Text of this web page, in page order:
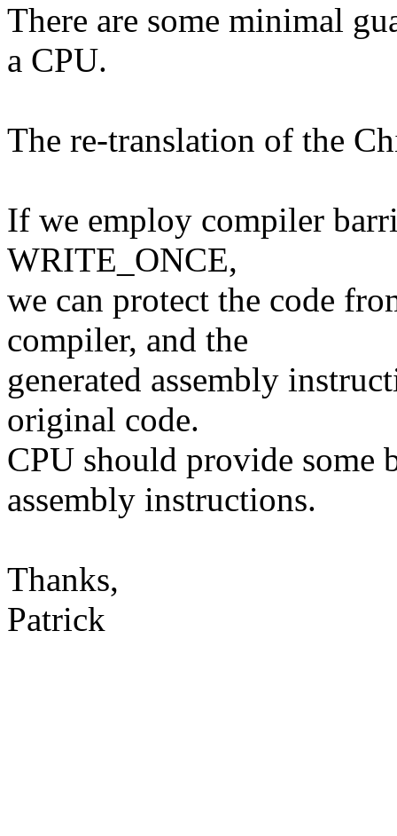
There are some minimal
a CPU.
The re-translation of the
If we employ compiler
WRITE_ONCE,
we can protect the code
compiler, and the
generated assembly
original code.
CPU should provide some
assembly instructions.
Thanks,
Patrick